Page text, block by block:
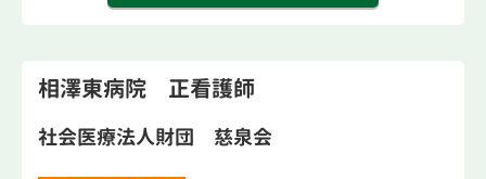
相澤東病院 正看護師
社会医療法人財団 慈泉会